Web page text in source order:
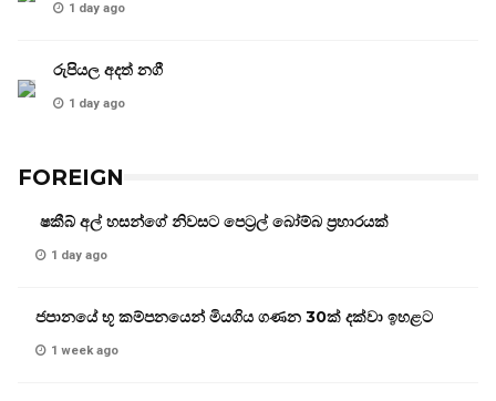
1 day ago
රුපියල අදත් නගී
1 day ago
FOREIGN
ෂකීබ් අල් හසන්ගේ නිවසට පෙට්‍රල් බෝම්බ ප්‍රහාරයක්
1 day ago
ජපානයේ භූ කම්පනයෙන් මියගිය ගණන 30ක් දක්වා ඉහළට
1 week ago